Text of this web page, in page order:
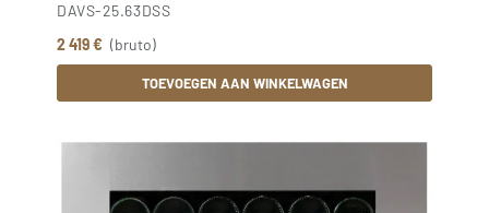
DAVS-25.63DSS
2 419 € (bruto)
TOEVOEGEN AAN WINKELWAGEN